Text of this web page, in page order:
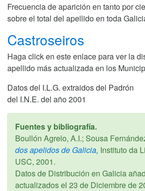
Frecuencia de aparición en tanto por
sobre el total del apellido en toda
Castroseiros
Haga click en este enlace para ver la
apellido más actualizada en los
Datos del I.L.G. extraidos del Padrón
del I.N.E. del año 2001
Fuentes y bibliografía.
Boullón Agrelo, A.I.; Sousa
dos apelidos de Galicia, Instituto da
USC, 2001.
Datos de Distribución en Galicia
actualizados el 23 de Diciembre de